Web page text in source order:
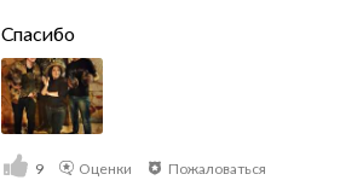
Спасибо
9 Оценки Пожаловаться